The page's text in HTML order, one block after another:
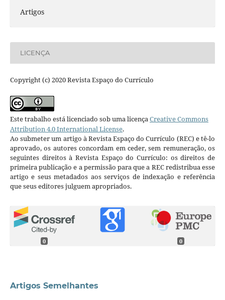
Artigos
LICENÇA
Copyright (c) 2020 Revista Espaço do Currículo
Este trabalho está licenciado sob uma licençaCreative Commons
Attribution 4.0 International License.
Ao submeter um artigo à Revista Espaço do Currículo (REC) e tê-lo
aprovado, os autores concordam em ceder, sem remuneração, os
seguintes direitos à Revista Espaço do Currículo: os direitos de
primeira publicação e a permissão para que a REC redistribua esse
artigo e seus metadados aos serviços de indexação e referência
que seus editores julguem apropriados.
0 0
Artigos Semelhantes